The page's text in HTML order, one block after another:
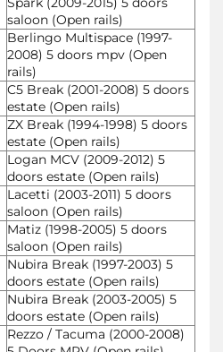
saloon (Open rails)
Berlingo Multispace (1997-
2008) 5 doors mpv (Open
rails)
C5 Break (2001-2008) 5 doors
estate (Open rails)
ZX Break (1994-1998) 5 doors
estate (Open rails)
Logan MCV (2009-2012) 5
doors estate (Open rails)
Lacetti (2003-2011) 5 doors
saloon (Open rails)
Matiz (1998-2005) 5 doors
saloon (Open rails)
Nubira Break (1997-2003) 5
doors estate (Open rails)
Nubira Break (2003-2005) 5
doors estate (Open rails)
Rezzo / Tacuma (2000-2008)